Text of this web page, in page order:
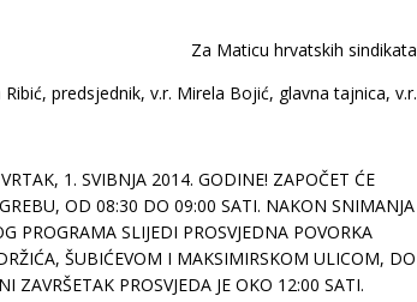
Za Maticu hrvatskih sindikata
Ribić, predsjednik, v.r. Mirela Bojić, glavna tajnica, v.r.
1. SVIBNJA 2014. GODINE! ZAPOČET ĆE
OD 08:30 DO 09:00 SATI. NAKON SNIMANJA
PROGRAMA SLIJEDI PROSVJEDNA POVORKA
ŠUBIĆEVOM I MAKSIMIRSKOM ULICOM, DO
ZAVRŠETAK PROSVJEDA JE OKO 12:00 SATI.